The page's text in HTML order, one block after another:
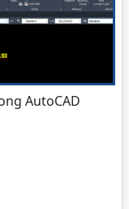
AutoCAD